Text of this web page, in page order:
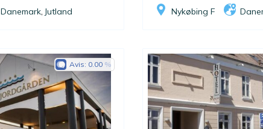
Danemark Jutland Nykøbing F
Avis: 0.00